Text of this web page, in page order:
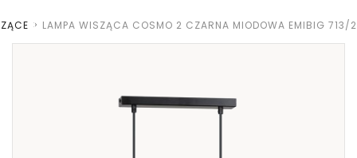
> LAMPA WISZĄCA COSMO 2 CZARNA MIODOWA EMIBIG 713/2